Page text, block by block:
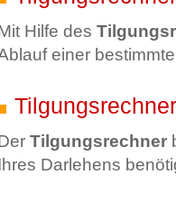
Hilfe des
einer
Tilgungsrechner
Darlehens